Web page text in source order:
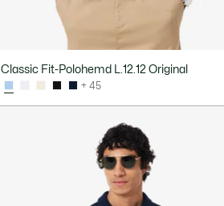
Classic Fit-Polohemd L.12.12 Original
+ 45